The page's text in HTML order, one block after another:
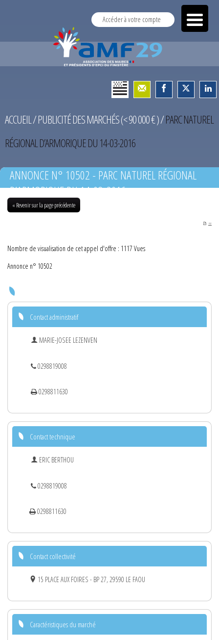
Accéder à votre compte
ACCUEIL/PUBLICITÉ DES MARCHÉS (< 90 000 € )/PARC NATUREL
RÉGIONAL D’ARMORIQUE DU 14-03-2016
ANNONCE N° 10502 - PARC NATUREL RÉGIONAL
D’ARMORIQUE DU 14-03-2016
« Revenir sur la page précédente
PDF
Nombre de visualisation de cet appel d'offre : 1117 Vues
Annonce n° 10502
Contact administratif
MARIE-JOSEE LEZENVEN
0298819008
0298811630
Contact technique
ERIC BERTHOU
0298819008
0298811630
Contact collectivité
15 PLACE AUX FOIRES - BP 27, 29590 LE FAOU
Caractéristiques du marché